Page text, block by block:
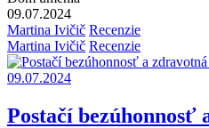
09.07.2024
Martina Ivičič Recenzie
Martina Ivičič Recenzie
09.07.2024
Postačí bezúhonnosť